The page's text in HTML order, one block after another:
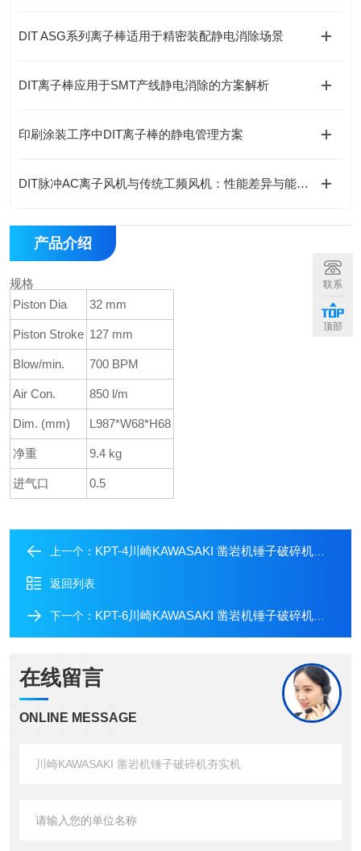
DIT ASG系列离子棒适用于精密装配静电消除场景
DIT离子棒应用于SMT产线静电消除的方案解析
印刷涂装工序中DIT离子棒的静电管理方案
DIT脉冲AC离子风机与传统工频风机：性能差异与能效分析
产品介绍
规格
+
Piston Dia 32 mm
Piston Stroke 127 mm
Blow/min. 700 BPM
Air Con. 850 l/m
Dim. (mm) L987*W68*H68
净重 9.4 kg
进气口 0.5
上一个： KPT-4川崎KAWASAKI 凿岩机锤子破碎机夯实机
返回列表
下一个： KPT-6川崎KAWASAKI 凿岩机锤子破碎机夯实机
在线留言
ONLINE MESSAGE
联系
顶部